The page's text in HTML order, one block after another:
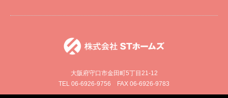
大阪府守口市金田町5丁目21-12
TEL 06-6926-9756 FAX 06-6926-9783